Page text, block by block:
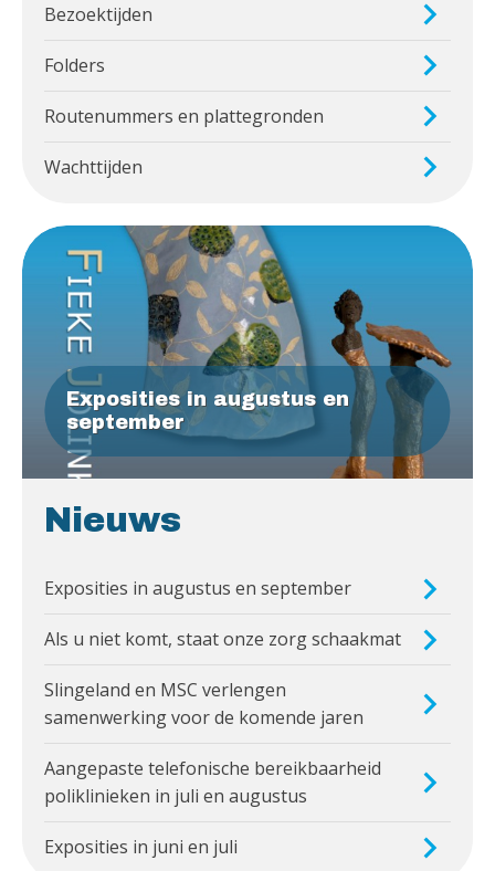
Bezoektijden
Folders
Routenummers en plattegronden
Wachttijden
Exposities in augustus en
september
Nieuws
Exposities in augustus en september
Als u niet komt, staat onze zorg schaakmat
Slingeland en MSC verlengen
samenwerking voor de komende jaren
Aangepaste telefonische bereikbaarheid
poliklinieken in juli en augustus
Exposities in juni en juli